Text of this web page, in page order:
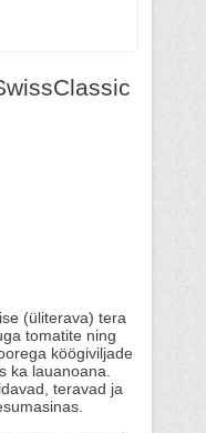
(üliterava) tera
tomatite ning
köögiviljade
ka lauanoana.
teravad ja